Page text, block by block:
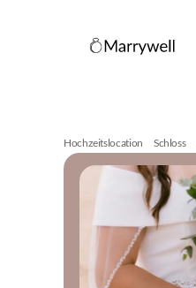
Hochzeitslocation Schloss